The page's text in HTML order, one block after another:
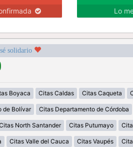
Lo
solidario
Boyaca Citas Caldas Citas Caqueta
de Bolívar Citas Departamento de Córdoba
North Santander Citas Putumayo
Citas Valle del Cauca Citas Vaupés